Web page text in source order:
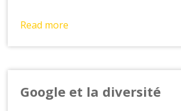
Read more
Google et la diversité